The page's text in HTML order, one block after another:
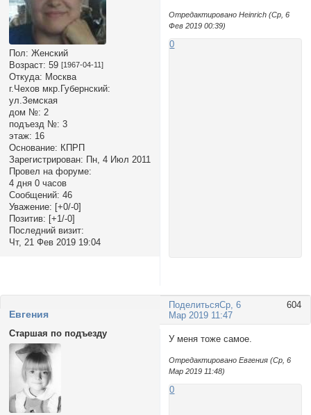
Пол: Женский
Возраст: 59 [1967-04-11]
Откуда: Москва
г.Чехов мкр.Губернский:
ул.Земская
дом №: 2
подъезд №: 3
этаж: 16
Основание: КПРП
Зарегистрирован: Пн, 4 Июл 2011
Провел на форуме:
4 дня 0 часов
Сообщений: 46
Уважение: [+0/-0]
Позитив: [+1/-0]
Последний визит:
Чт, 21 Фев 2019 19:04
Отредактировано Heinrich (Ср, 6
Фев 2019 00:39)
0
Поделиться 604
Ср, 6
Мар 2019 11:47
Евгения
Старшая по подъезду
У меня тоже самое.
Отредактировано Евгения (Ср, 6
Мар 2019 11:48)
0